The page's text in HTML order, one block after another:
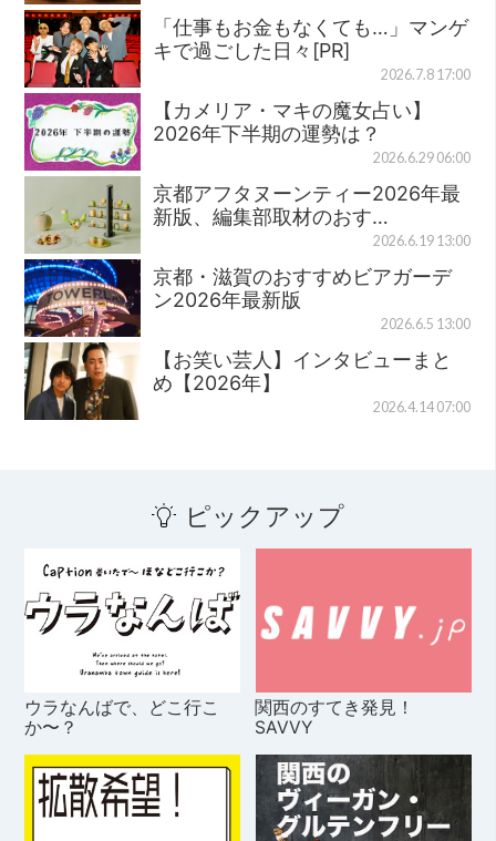
「仕事もお金もなくても…」マンゲ
キで過ごした日々[PR]
2026.7.8 17:00
【カメリア・マキの魔女占い】
2026年下半期の運勢は？
2026.6.29 06:00
京都アフタヌーンティー2026年最
新版、編集部取材のおす…
2026.6.19 13:00
京都・滋賀のおすすめビアガーデ
ン2026年最新版
2026.6.5 13:00
【お笑い芸人】インタビューまと
め【2026年】
2026.4.14 07:00
ピックアップ
ウラなんばで、どこ行こ
か〜？
関西のすてき発見！
SAVVY